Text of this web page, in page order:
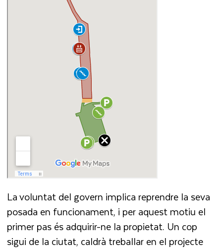
La voluntat del govern implica reprendre la seva
posada en funcionament, i per aquest motiu el
primer pas és adquirir-ne la propietat. Un cop
sigui de la ciutat, caldrà treballar en el projecte